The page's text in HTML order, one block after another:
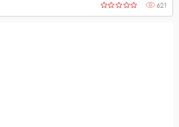
621